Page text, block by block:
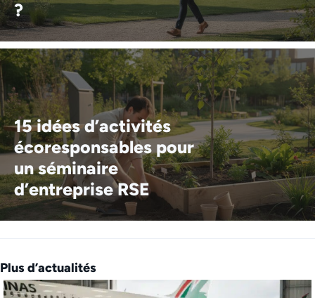
?
15 idées d’activités
écoresponsables pour
un séminaire
d’entreprise RSE
Plus d’actualités